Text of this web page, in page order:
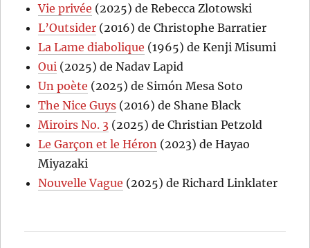
Vie privée (2025) de Rebecca Zlotowski
L’Outsider (2016) de Christophe Barratier
La Lame diabolique (1965) de Kenji Misumi
Oui (2025) de Nadav Lapid
Un poète (2025) de Simón Mesa Soto
The Nice Guys (2016) de Shane Black
Miroirs No. 3 (2025) de Christian Petzold
Le Garçon et le Héron (2023) de Hayao
Miyazaki
Nouvelle Vague (2025) de Richard Linklater